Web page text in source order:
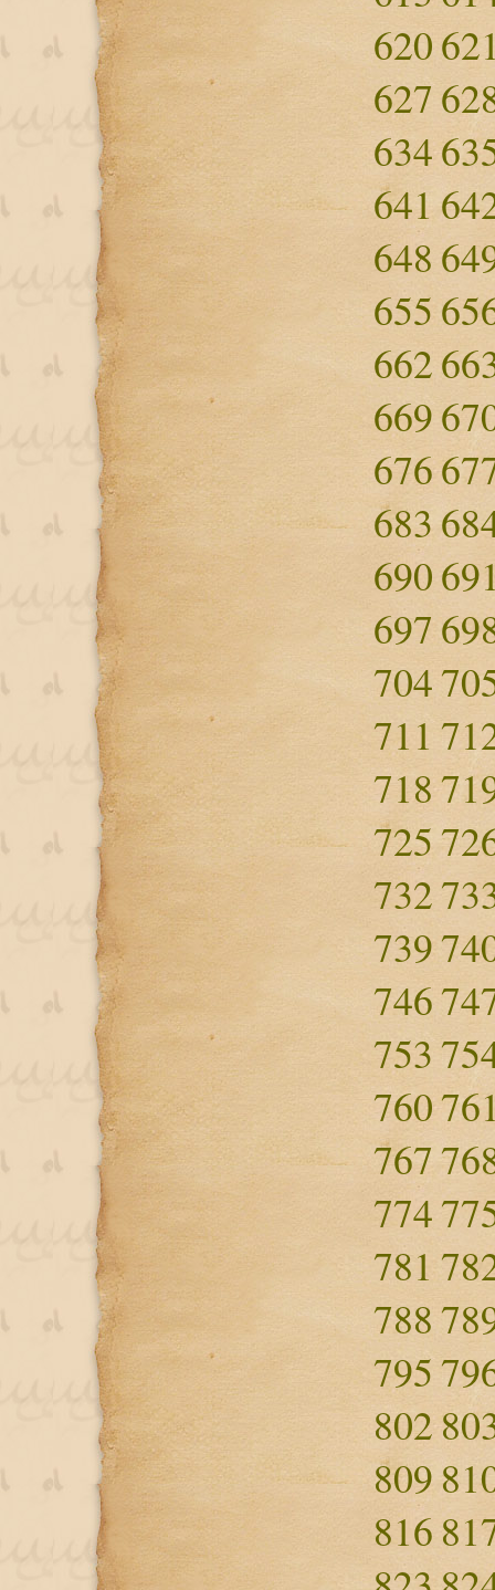
620
627
634
641
648
655
662
669
676
683
690
697
704
711
718
725
732
739
746
753
760
767
774
781
788
795
802
809
816